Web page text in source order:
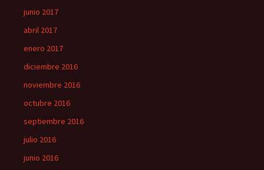
junio 2017
abril 2017
enero 2017
diciembre 2016
noviembre 2016
octubre 2016
septiembre 2016
julio 2016
junio 2016